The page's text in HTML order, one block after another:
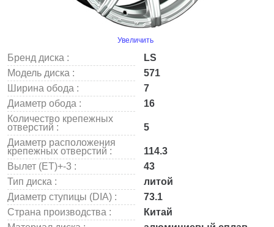
Увеличить
Бренд диска :
LS
Модель диска :
571
Ширина обода :
7
Диаметр обода :
16
Количество крепежных
отверстий :
5
Диаметр расположения
крепежных отверстий :
114.3
Вылет (ET)+-3 :
43
Тип диска :
литой
Диаметр ступицы (DIA) :
73.1
Страна производства :
Китай